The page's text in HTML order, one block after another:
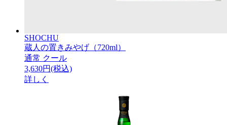
SHOCHU
蔵人の置きみやげ（720ml）
通常 クール
3,630円(税込)
詳しく